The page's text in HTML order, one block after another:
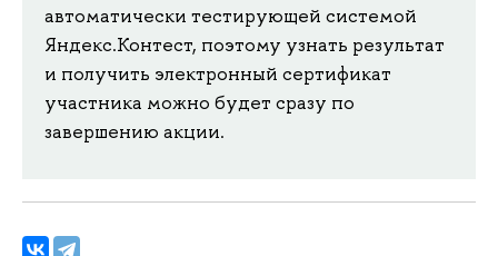
автоматически тестирующей системой
Яндекс.Контест, поэтому узнать результат
и получить электронный сертификат
участника можно будет сразу по
завершению акции.